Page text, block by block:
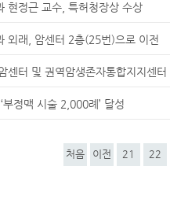
현정근 교수, 특허청장상 수상
외래, 암센터 2층(25번)으로 이전
센터 및 권역암생존자통합지지센터
부정맥 시술 2,000례’ 달성
처음 이전 21 22